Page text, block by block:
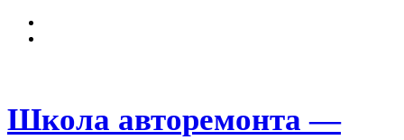
Школа авторемонта —